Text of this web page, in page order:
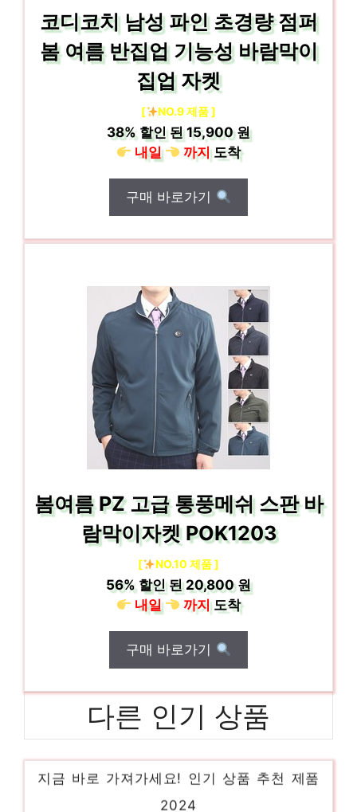
코디코치 남성 파인 초경량 점퍼
봄 여름 반집업 기능성 바람막이
집업 자켓
[ NO.9 제품 ]
38%할인 된15,900 원
내일
까지도착
구매 바로가기
봄여름 PZ 고급 통풍메쉬 스판 바
람막이자켓 POK1203
[ NO.10 제품 ]
56%할인 된20,800 원
내일
까지도착
구매 바로가기
다른 인기 상품
여성청자켓
지금 바로 가져가세요! 인기 상품 추천 제품
2024